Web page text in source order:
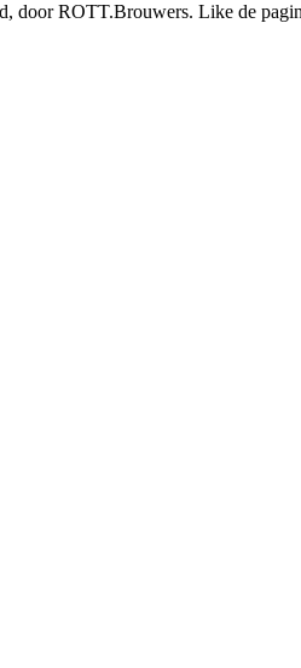
door ROTT.Brouwers. Like de